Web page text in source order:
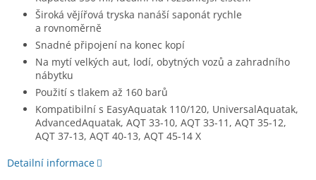
Široká vějířová tryska nanáší saponát rychle
a rovnoměrně
Snadné připojení na konec kopí
Na mytí velkých aut, lodí, obytných vozů a zahradního
nábytku
Použití s tlakem až 160 barů
Kompatibilní s EasyAquatak 110/120, UniversalAquatak,
AdvancedAquatak, AQT 33-10, AQT 33-11, AQT 35-12,
AQT 37-13, AQT 40-13, AQT 45-14 X
Detailní informace